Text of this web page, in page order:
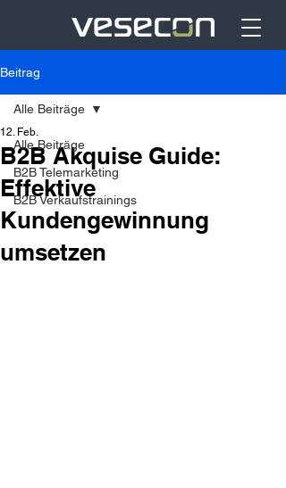
Beitrag
Alle Beiträge
B2B Telemarketing
B2B Verkaufstrainings
Alle Beiträge
B2B Akquise Guide:
Effektive
Kundengewinnung
umsetzen
12. Feb.